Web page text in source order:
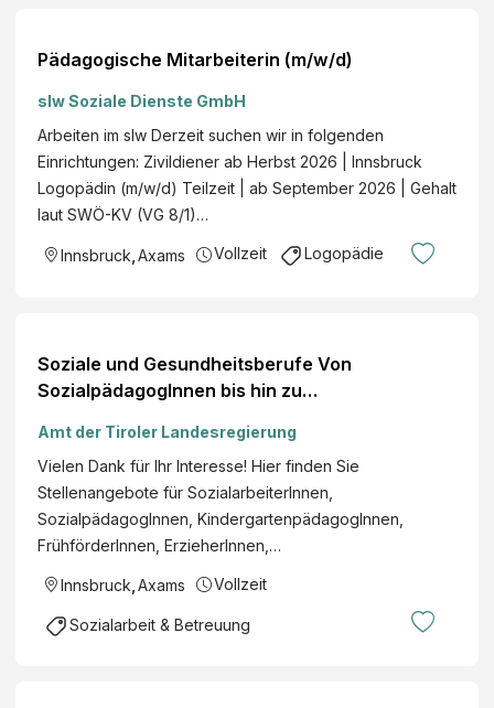
Pädagogische Mitarbeiterin (m/w/d)
slw Soziale Dienste GmbH
Arbeiten im slw Derzeit suchen wir in folgenden
Einrichtungen: Zivildiener ab Herbst 2026 | Innsbruck
Logopädin (m/w/d) Teilzeit | ab September 2026 | Gehalt
laut SWÖ-KV (VG 8/1)…
Innsbruck Axams Vollzeit Logopädie
Soziale und Gesundheitsberufe Von
SozialpädagogInnen bis hin zu
Amt der Tiroler Landesregierung
Vielen Dank für Ihr Interesse! Hier finden Sie
Stellenangebote für SozialarbeiterInnen,
SozialpädagogInnen, KindergartenpädagogInnen,
FrühförderInnen, ErzieherInnen,…
Innsbruck Axams Vollzeit
Sozialarbeit & Betreuung